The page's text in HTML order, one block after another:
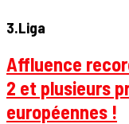
3.Liga
Affluence
2 et plusieurs
européennes !